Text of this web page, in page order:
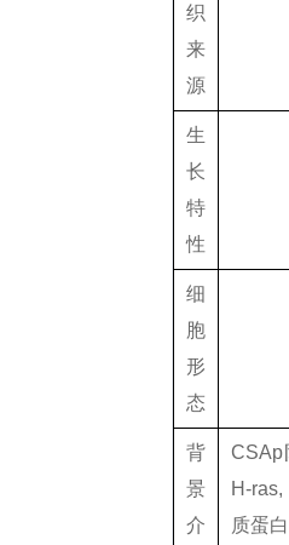
织
来
源
生
长
特
性
细
胞
形
态
背
景
介
CSAp
H-
质蛋